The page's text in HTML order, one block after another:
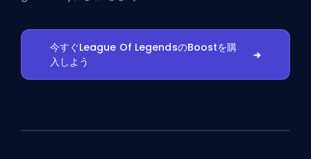
今すぐLeague Of LegendsのBoostを購
入しよう